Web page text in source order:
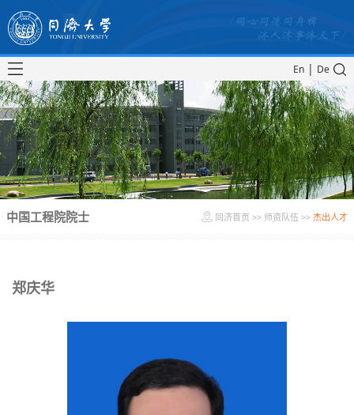
En | De
中国工程院院士 同济首页 >> 师资队伍 >> 杰出人才
郑庆华